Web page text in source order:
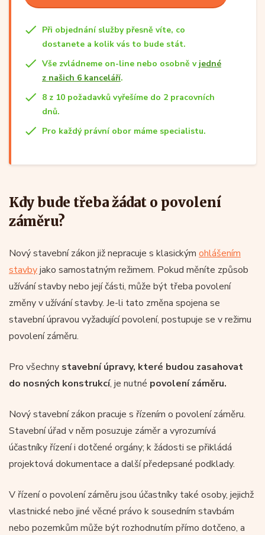
Při objednání služby přesně víte, co
dostanete a kolik vás to bude stát.
Vše zvládneme on-line nebo osobně v jedné
z našich 6 kanceláří.
8 z 10 požadavků vyřešíme do 2 pracovních
dnů.
Pro každý právní obor máme specialistu.
Kdy bude třeba žádat o povolení
záměru?
Nový stavební zákon již nepracuje s klasickým ohlášením
stavbyjako samostatným režimem. Pokud měníte způsob
užívání stavby nebo její části, může být třeba povolení
změny v užívání stavby. Je-li tato změna spojena se
stavební úpravou vyžadující povolení, postupuje se v režimu
povolení záměru.
Pro všechny stavební úpravy, které budou zasahovat
do nosných konstrukcí, je nutné povolení záměru.
Nový stavební zákon pracuje s řízením o povolení záměru.
Stavební úřad v něm posuzuje záměr a vyrozumívá
účastníky řízení i dotčené orgány; k žádosti se přikládá
projektová dokumentace a další předepsané podklady.
V řízení o povolení záměru jsou účastníky také osoby, jejichž
vlastnické nebo jiné věcné právo k sousedním stavbám
nebo pozemkům může být rozhodnutím přímo dotčeno, a